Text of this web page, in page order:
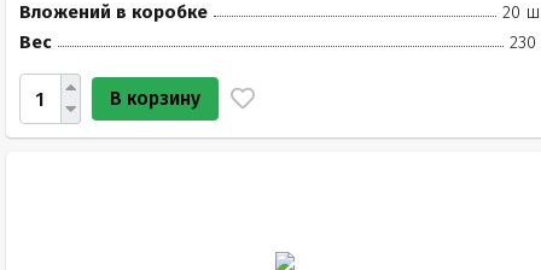
Вложений в коробке
20
Вес
230
В корзину